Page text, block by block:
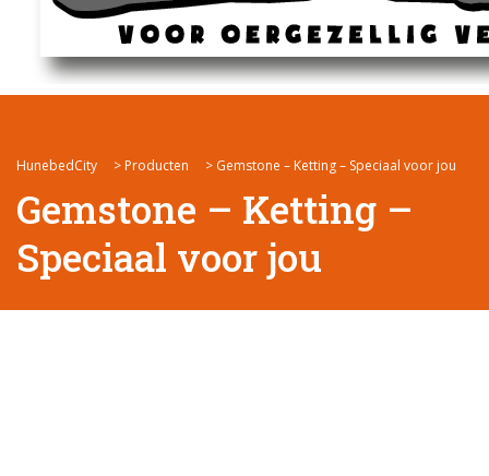
HunebedCity > Producten > Gemstone – Ketting – Speciaal voor jou
Gemstone – Ketting –
Speciaal voor jou